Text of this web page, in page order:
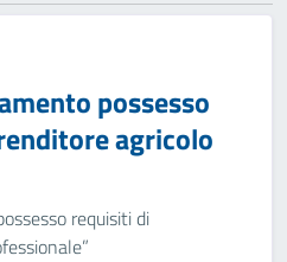
possesso
agricolo
requisiti di